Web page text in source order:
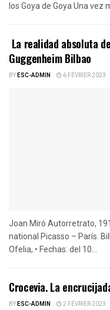
los Goya de Goya Una vez
La realidad absoluta
Guggenheim Bilbao
BYESC-ADMIN 6 FÉVRIER 2023
Joan Miró Autorretrato,
national Picasso – París.
Ofelia, • Fechas: del 10...
Crocevia. La
BYESC-ADMIN 2 FÉVRIER 2023